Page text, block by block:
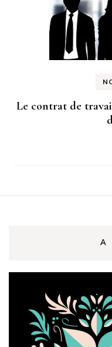
Le contrat de
A